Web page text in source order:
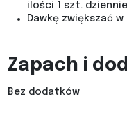
ilości 1 szt.
Dawkę zwiększać
Zapach i
Bez dodatków